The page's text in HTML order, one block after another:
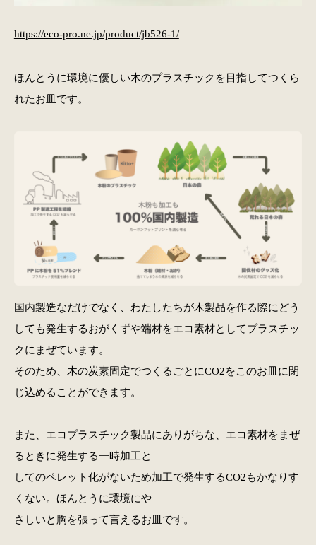
https://eco-pro.ne.jp/product/jb526-1/
ほんとうに環境に優しい木のプラスチックを目指してつくら
れたお皿です。
国内製造なだけでなく、わたしたちが木製品を作る際にどう
しても発生するおがくずや端材をエコ素材としてプラスチッ
クにまぜています。
そのため、木の炭素固定でつくるごとにCO2をこのお皿に閉
じ込めることができます。
また、エコプラスチック製品にありがちな、エコ素材をまぜ
るときに発生する一時加工と
してのペレット化がないため加工で発生するCO2もかなりす
くない。ほんとうに環境にや
さしいと胸を張って言えるお皿です。